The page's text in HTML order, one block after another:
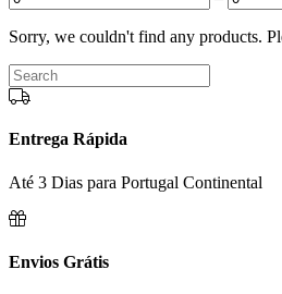
Sorry, we couldn't find any products.
Entrega Rápida
Até 3 Dias para Portugal Continental
Envios Grátis